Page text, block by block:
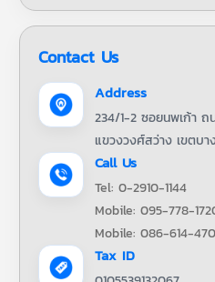
Contact Us
Address
234/1-2 ซอยนพเก้า ถ
แขวงวงศ์สว่าง เขตบ
Call Us
Tel: 0-2910-1144
Mobile: 095-778-
Mobile: 086-614-
Tax ID